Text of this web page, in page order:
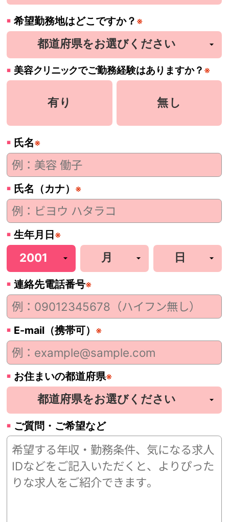
希望勤務地はどこですか？ ※
美容クリニックでご勤務経験はありますか？ ※
有り 無し
氏名※
氏名（カナ） ※
生年月日 ※
連絡先電話番号※
E-mail（携帯可） ※
お住まいの都道府県※
ご質問・ご希望など